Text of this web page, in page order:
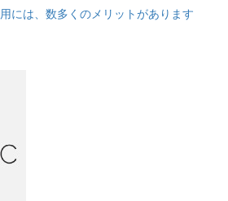
には、数多くのメリットがあります